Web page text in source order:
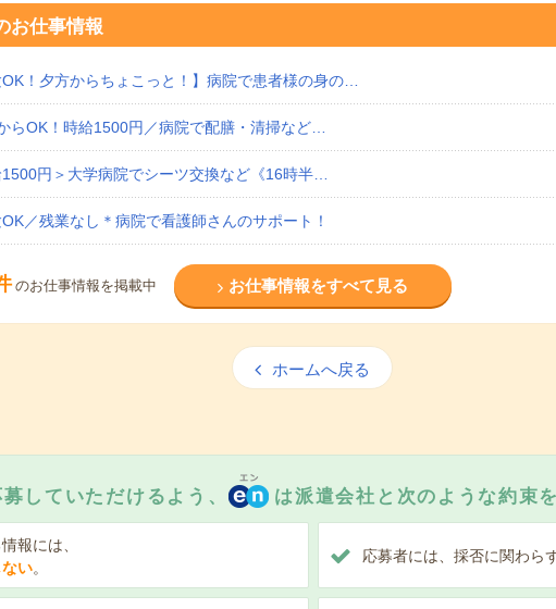
お仕事情報
OK！夕方からちょこっと！】病院で患者様の身の…
らOK！時給1500円／病院で配膳・清掃など…
1500円＞大学病院でシーツ交換など《16時半…
／残業なし＊病院で看護師さんのサポート！
のお仕事情報を掲載中 お仕事情報をすべて見る
ホームへ戻る
していただけるよう、 は派遣会社と次のような約束
報には、
い。
応募者には、採否に関わら